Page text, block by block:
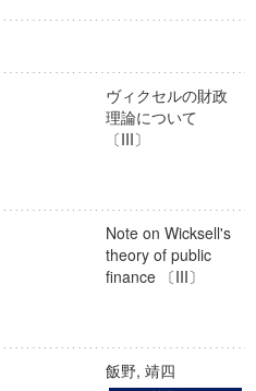
ヴィクセルの財政
理論について
〔III〕
Note on Wicksell's
theory of public
finance 〔III〕
飯野, 靖四